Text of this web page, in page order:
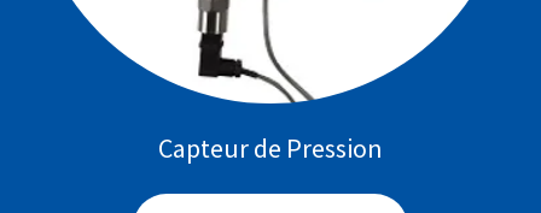
Capteur de Pression